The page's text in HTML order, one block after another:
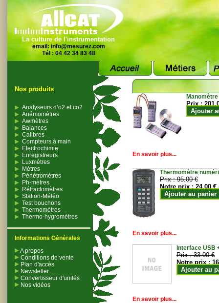
La culture de l'instrumentation
email: info@mesurez.com
Tél : 04 42 34 83 48
Nos produits
Analyseurs d’o2 et co2
Anémomètres
Awmètres
Balances
Calibres
Compteurs à main
Electrochimie
Enregistreurs
Luxmètres
Mètres
Pénétromètres
Ph-mètres
Réfractomètres
Station-Météo
Test bouchons
Thermomètres
Thermo-hygromètres
Informations Générales
A propos
Conditions de vente
Plan d'accès
Newsletter
Convertisseur d'unités
Nos vidéos
Prix :
Ajouter
En savoir plus...
Thermomètre
Prix :95.00 €
Notre prix :24.00 €
Ajouter au panier
En savoir plus...
Interface USB
Prix :33.00 €
Notre prix :
Ajouter au
En savoir plus...